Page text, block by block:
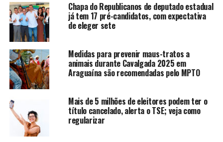
Chapa do Republicanos de deputado estadual
já tem 17 pré-candidatos, com expectativa
de eleger sete
Medidas para prevenir maus-tratos a
animais durante Cavalgada 2025 em
Araguaína são recomendadas pelo MPTO
Mais de 5 milhões de eleitores podem ter o
título cancelado, alerta o TSE; veja como
regularizar